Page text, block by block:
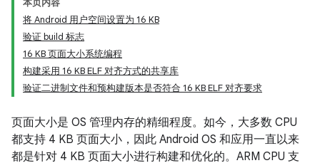
本页内容
将 Android 用户空间设置为 16 KB
验证 build 标志
16 KB 页面大小系统编程
构建采用 16 KB ELF 对齐方式的共享库
验证二进制文件和预构建版本是否符合 16 KB ELF 对齐要求
页面大小是 OS 管理内存的精细程度。如今，大多数 CPU
都支持 4 KB 页面大小，因此 Android OS 和应用一直以来
都是针对 4 KB 页面大小进行构建和优化的。ARM CPU 支